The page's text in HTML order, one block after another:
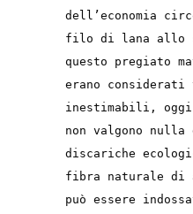
dell’economia
filo di lana allo
questo pregiato
erano considerati
inestimabili,
non valgono
discariche
fibra naturale di
può essere